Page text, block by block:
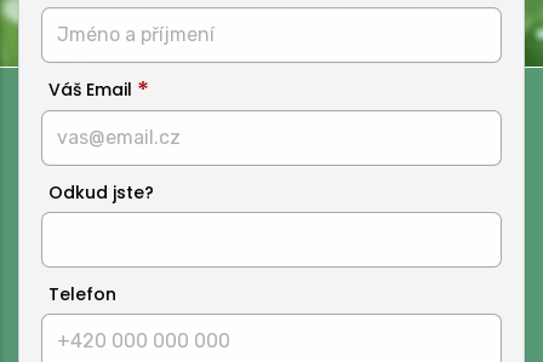
Váš Email
Odkud jste?
Telefon